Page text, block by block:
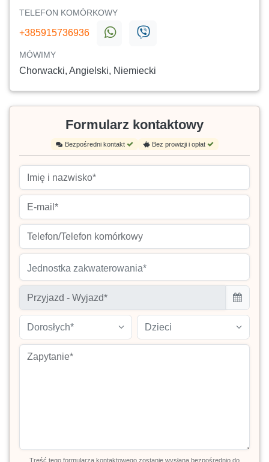
TELEFON KOMÓRKOWY
+385915736936
MÓWIMY
Chorwacki, Angielski, Niemiecki
Formularz kontaktowy
Bezpośredni kontakt Bez prowizji i opłat
Jednostka zakwaterowania*
Dorosłych* Dzieci
Treść tego formularza kontaktowego zostanie wysłana bezpośrednio do